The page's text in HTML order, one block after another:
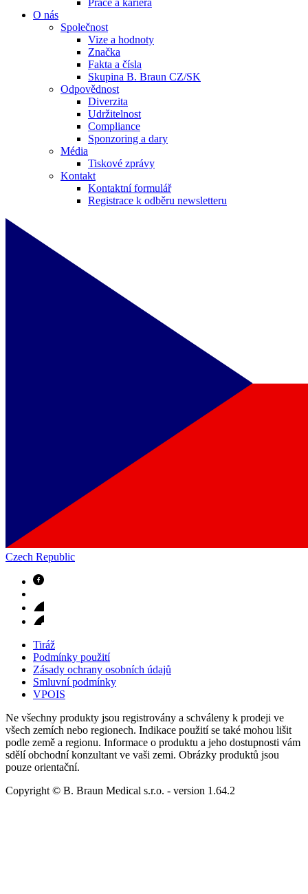
Práce a kariéra
O nás
Společnost
Vize a hodnoty
Značka
Fakta a čísla
Skupina B. Braun CZ/SK
Odpovědnost
Diverzita
Udržitelnost
Compliance
Sponzoring a dary
Média
Tiskové zprávy
Kontakt
Kontaktní formulář
Registrace k odběru newsletteru
Czech Republic
Tiráž
Podmínky použití
Zásady ochrany osobních údajů
Smluvní podmínky
VPOIS
Ne všechny produkty jsou registrovány a schváleny k prodeji ve
všech zemích nebo regionech. Indikace použití se také mohou lišit
podle země a regionu. Informace o produktu a jeho dostupnosti vám
sdělí obchodní konzultant ve vaši zemi. Obrázky produktů jsou
pouze orientační.
Copyright © B. Braun Medical s.r.o. - version 1.64.2